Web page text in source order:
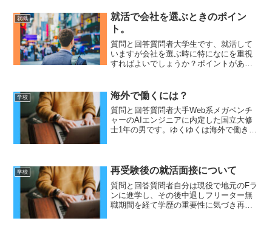
就職
就活で会社を選ぶときのポイン
ト。
質問と回答質問者大学生です、就活して
いますが会社を選ぶ時に特になにを重視
すればよいでしょうか？ポイントがあれ
んですよね。給料高い方がいいのであれ
ば給料高いところに行けば...
学校 海外で働くには？
質問と回答質問者大手Web系メガベンチ
ャーのAIエンジニアに内定した国立大修
士1年の男です。ゆくゆくは海外で働きた
ます。会社はフルリ...
学校 再受験後の就活面接について
質問と回答質問者自分は現役で地元のFラ
ンに進学し、その後中退しフリーター無
職期間を経て学歴の重要性に気づき再受